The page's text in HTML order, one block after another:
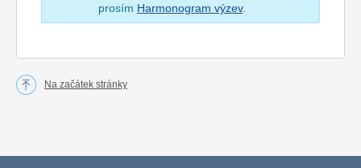
prosím Harmonogram výzev.
Na začátek stránky